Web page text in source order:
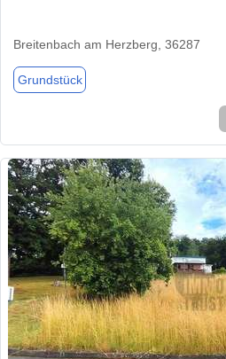
Breitenbach am Herzberg, 36287
Grundstück